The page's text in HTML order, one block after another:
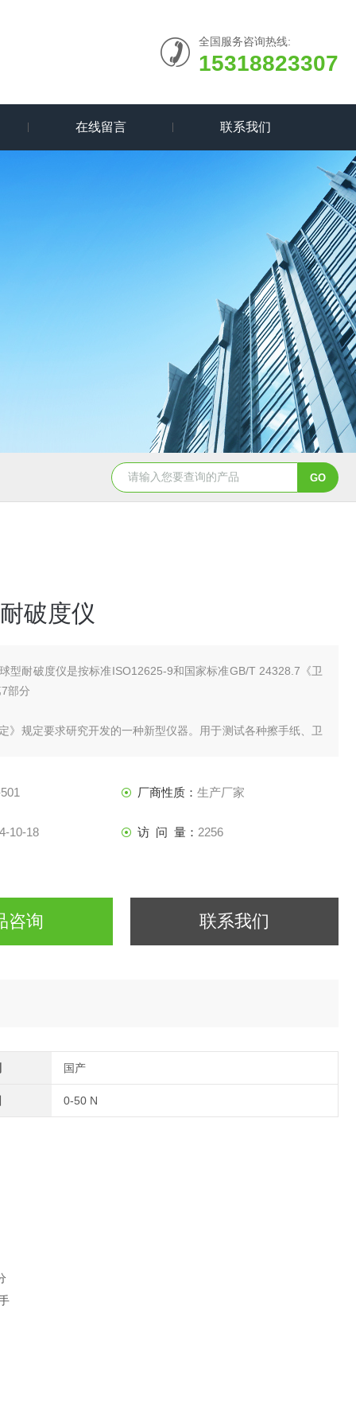
全国服务咨询热线:
15318823307
在线留言 联系我们
破度仪
型耐破度仪是按标准ISO12625-9和国家标准GB/T 24328.7《卫
部分
》规定要求研究开发的一种新型仪器。用于测试各种擦手纸、卫
用球型测试头刺破样品的原理，分析干、湿样品的耐破强度。
厂商性质： 生产厂家
10-18 访 问 量： 2256
咨询 联系我们
国产
0-50 N